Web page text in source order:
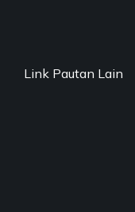
Link Pautan Lain